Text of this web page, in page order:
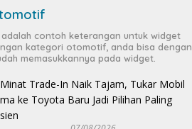
adalah contoh keterangan untuk widget
kategori otomotif, anda bisa dengan
memasukkannya pada widget.